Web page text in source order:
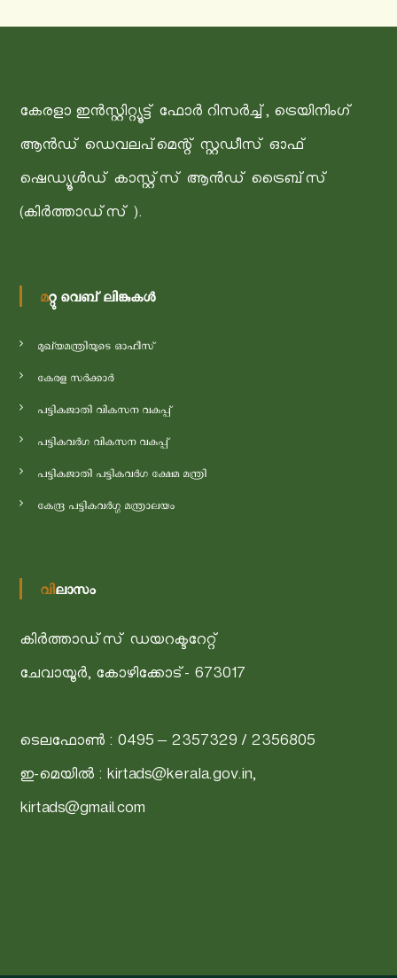
കേരളാ ഇന്‍സ്റ്റിറ്റ്യൂട്ട് ഫോര്‍ റിസര്‍ച്ച്, ട്രെയിനിംഗ്
ആന്‍ഡ് ഡെവലപ്മെന്റ് സ്റ്റഡീസ് ഓഫ്
ഷെഡ്യൂള്‍ഡ് കാസ്റ്റ്‌സ് ആന്‍ഡ് ട്രൈബ്‌സ്
(കിർത്താഡ്‌സ് ).
മറ്റു വെബ് ലിങ്കുകൾ
മുഖ്യമന്ത്രിയുടെ ഓഫീസ്
കേരള സർക്കാർ
പട്ടികജാതി വികസന വകുപ്പ്
പട്ടികവർഗ വികസന വകുപ്പ്
പട്ടികജാതി പട്ടികവർഗ ക്ഷേമ മന്ത്രി
കേന്ദ്ര പട്ടികവർഗ്ഗ മന്ത്രാലയം
വിലാസം
കിർത്താഡ്‌സ് ഡയറക്ടറേറ്റ്
ചേവായൂർ, കോഴിക്കോട്- 673017
ടെലഫോൺ : 0495 – 2357329 / 2356805
ഇ-മെയിൽ : kirtads@kerala.gov.in,
kirtads@gmail.com